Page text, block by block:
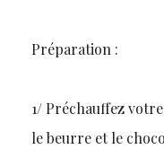
Préparation :
1/ Préchauffez
le beurre et le